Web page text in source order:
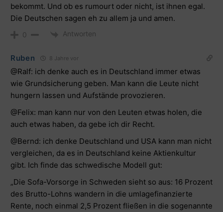
bekommt. Und ob es rumourt oder nicht, ist ihnen egal.
Die Deutschen sagen eh zu allem ja und amen.
0 Antworten
Ruben 8 Jahre vor
@Ralf: ich denke auch es in Deutschland immer etwas
wie Grundsicherung geben. Man kann die Leute nicht
hungern lassen und Aufstände provozieren.
@Felix: man kann nur von den Leuten etwas holen, die
auch etwas haben, da gebe ich dir Recht.
@Bernd: ich denke Deutschland und USA kann man nicht
vergleichen, da es in Deutschland keine Aktienkultur
gibt. Ich finde das schwedische Modell gut:
„Die Sofa-Vorsorge in Schweden sieht so aus: 16 Prozent
des Brutto-Lohns wandern in die umlagefinanzierte
Rente, noch einmal 2,5 Prozent fließen in die sogenannte